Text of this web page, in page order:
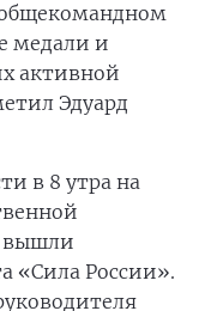
медали и
активной
Эдуард
в 8 утра на
вышли
«Сила России».